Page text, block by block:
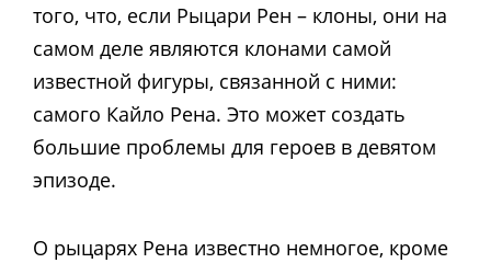
того, что, если Рыцари Рен – клоны, они на
самом деле являются клонами самой
известной фигуры, связанной с ними:
самого Кайло Рена. Это может создать
большие проблемы для героев в девятом
эпизоде.
О рыцарях Рена известно немногое, кроме